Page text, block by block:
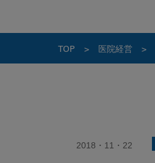
TOP > 医院経営 >
2018・11・22